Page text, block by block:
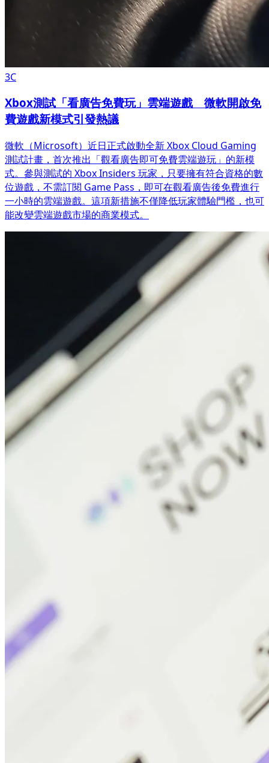
3C
Xbox測試「看廣告免費玩」雲端遊戲 微軟開啟免
費遊戲新模式引發熱議
微軟（Microsoft）近日正式啟動全新 Xbox Cloud Gaming
測試計畫，首次推出「觀看廣告即可免費雲端遊玩」的新模
式。參與測試的 Xbox Insiders 玩家，只要擁有符合資格的數
位遊戲，不需訂閱 Game Pass，即可在觀看廣告後免費進行
一小時的雲端遊戲。這項新措施不僅降低玩家體驗門檻，也可
能改變雲端遊戲市場的商業模式。